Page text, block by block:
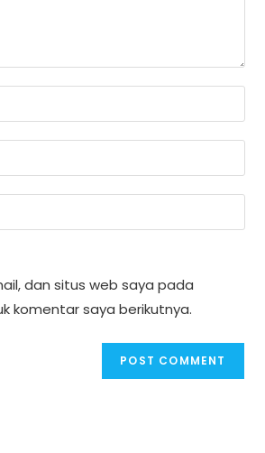
dan situs web saya pada
komentar saya berikutnya.